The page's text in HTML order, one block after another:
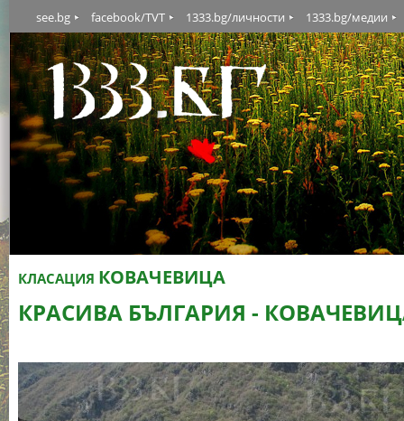
see.bg facebook/TVT 1333.bg/личности 1333.bg/медии
КЛАСАЦИЯ КОВАЧЕВИЦА
КРАСИВА БЪЛГАРИЯ -